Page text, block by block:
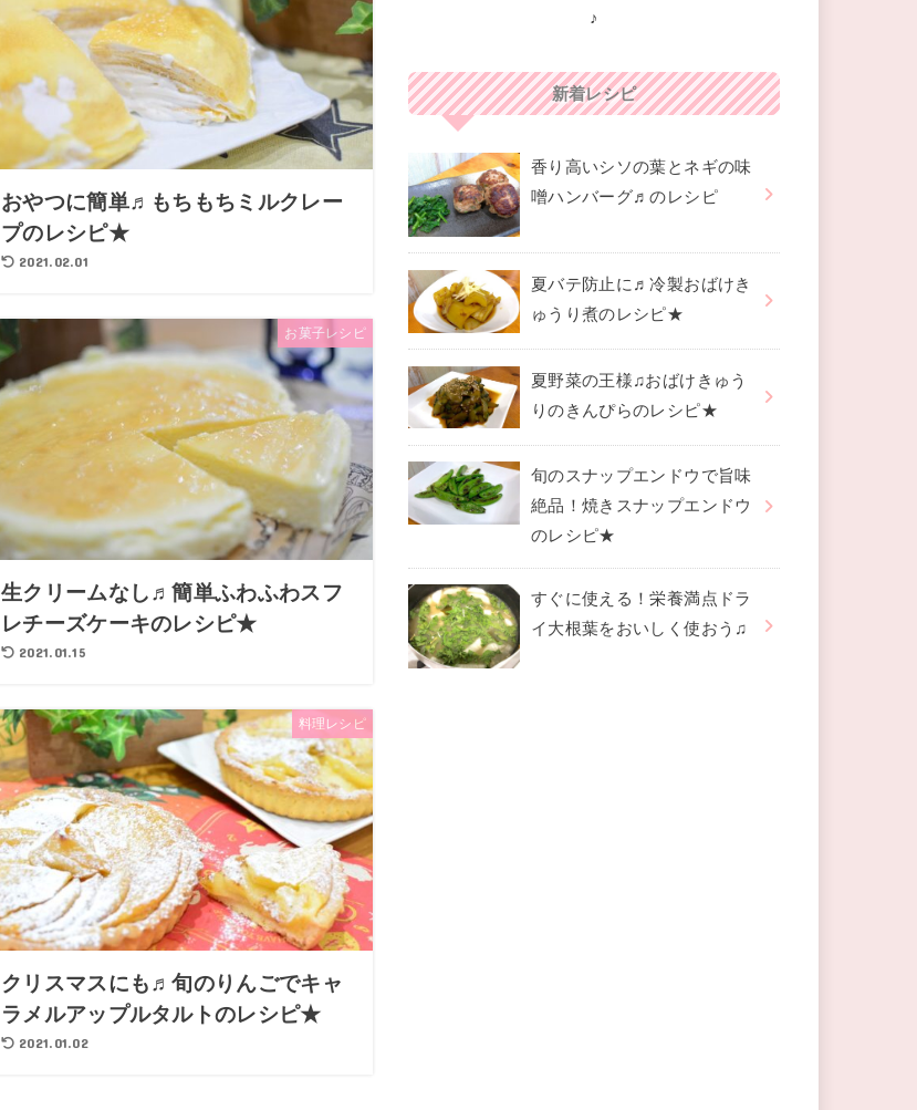
おやつに簡単♬もちもちミルクレー
プのレシピ★
2021.02.01
お菓子レシピ
生クリームなし♬簡単ふわふわスフ
レチーズケーキのレシピ★
2021.01.15
料理レシピ
クリスマスにも♬旬のりんごでキャ
ラメルアップルタルトのレシピ★
2021.01.02
♪
新着レシピ
香り高いシソの葉とネギの味
噌ハンバーグ♬のレシピ
夏バテ防止に♬冷製おばけき
ゅうり煮のレシピ★
夏野菜の王様♫おばけきゅう
りのきんぴらのレシピ★
旬のスナップエンドウで旨味
絶品！焼きスナップエンドウ
のレシピ★
すぐに使える！栄養満点ドラ
イ大根葉をおいしく使おう♫